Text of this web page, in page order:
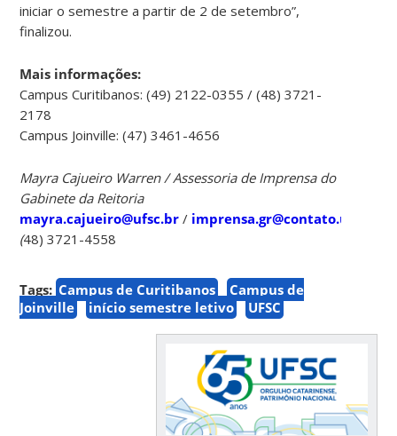
iniciar o semestre a partir de 2 de setembro”,
finalizou.
Mais informações:
Campus Curitibanos: (49) 2122-0355 / (48) 3721-
2178
Campus Joinville: (47) 3461-4656
Mayra Cajueiro Warren /Assessoria de Imprensa do
Gabinete da Reitoria
mayra.cajueiro@ufsc.br / imprensa.gr@contato.ufsc.br
(48) 3721-4558
Tags: Campus de Curitibanos
Campus de
Joinville
início semestre letivo UFSC